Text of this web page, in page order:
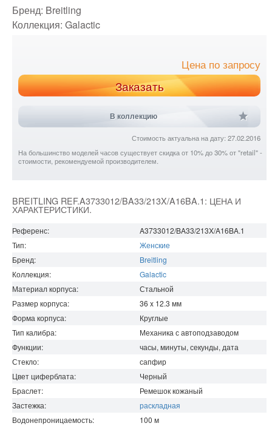
Бренд: Breitling
Коллекция: Galactic
Цена по запросу
Заказать
В коллекцию
Стоимость актуальна на дату: 27.02.2016
На большинство моделей часов существует скидка от 10% до 30% от "retail" -
стоимости, рекомендуемой производителем.
BREITLING REF.A3733012/BA33/213X/A16BA.1: ЦЕНА И
ХАРАКТЕРИСТИКИ.
Референс:
A3733012/BA33/213X/A16BA.1
Тип:
Женские
Бренд:
Breitling
Коллекция:
Galactic
Материал корпуса:
Стальной
Размер корпуса:
36 x 12.3 мм
Форма корпуса:
Круглые
Тип калибра:
Механика с автоподзаводом
Функции:
часы, минуты, секунды, дата
Стекло:
сапфир
Цвет циферблата:
Черный
Браслет:
Ремешок кожаный
Застежка:
раскладная
Водонепроницаемость: 100 м